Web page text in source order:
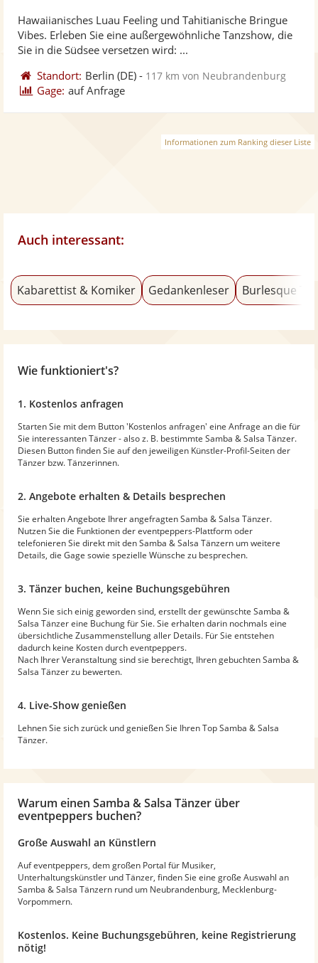
Fotos
Hawaiianisches Luau Feeling und Tahitianische Bringue
Vibes. Erleben Sie eine außergewöhnliche Tanzshow, die
Sie in die Südsee versetzen wird: ...
Standort: Berlin (DE) - 117 km von Neubrandenburg
Gage: auf Anfrage
Informationen zum Ranking dieser Liste
Auch interessant:
Kabarettist & Komiker Gedankenleser Burlesque
Wie funktioniert's?
1. Kostenlos anfragen
Starten Sie mit dem Button 'Kostenlos anfragen' eine Anfrage an die für
Sie interessanten Tänzer - also z. B. bestimmte Samba & Salsa Tänzer.
Diesen Button finden Sie auf den jeweiligen Künstler-Profil-Seiten der
Tänzer bzw. Tänzerinnen.
2. Angebote erhalten & Details besprechen
Sie erhalten Angebote Ihrer angefragten Samba & Salsa Tänzer.
Nutzen Sie die Funktionen der eventpeppers-Plattform oder
telefonieren Sie direkt mit den Samba & Salsa Tänzern um weitere
Details, die Gage sowie spezielle Wünsche zu besprechen.
3. Tänzer buchen, keine Buchungsgebühren
Wenn Sie sich einig geworden sind, erstellt der gewünschte Samba &
Salsa Tänzer eine Buchung für Sie. Sie erhalten darin nochmals eine
übersichtliche Zusammenstellung aller Details. Für Sie entstehen
dadurch keine Kosten durch eventpeppers.
Nach Ihrer Veranstaltung sind sie berechtigt, Ihren gebuchten Samba &
Salsa Tänzer zu bewerten.
4. Live-Show genießen
Lehnen Sie sich zurück und genießen Sie Ihren Top Samba & Salsa
Tänzer.
Warum einen Samba & Salsa Tänzer über
eventpeppers buchen?
Große Auswahl an Künstlern
Auf eventpeppers, dem großen Portal für Musiker,
Unterhaltungskünstler und Tänzer, finden Sie eine große Auswahl an
Samba & Salsa Tänzern rund um Neubrandenburg, Mecklenburg-
Vorpommern.
Kostenlos. Keine Buchungsgebühren, keine Registrierung
nötig!